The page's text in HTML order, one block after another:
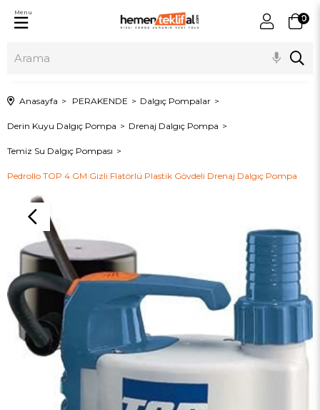
0
Menu
Anasayfa PERAKENDE Dalgıç Pompalar
Derin Kuyu Dalgıç Pompa Drenaj Dalgıç Pompa
Temiz Su Dalgıç Pompası
Pedrollo TOP 4 GM Gizli Flatörlü Plastik Gövdeli Drenaj Dalgıç Pompa